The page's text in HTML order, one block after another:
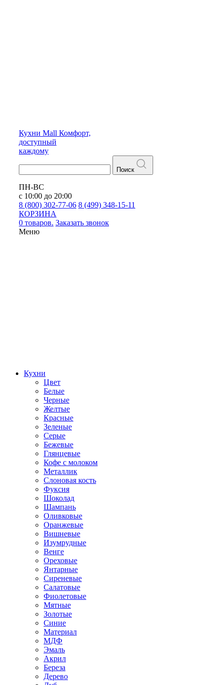
Кухни Mall Комфорт,
доступный
каждому
Поиск
ПН-ВС
с 10:00 до 20:00
8 (800) 302-77-06 8 (499) 348-15-11
КОРЗИНА
0 товаров. Заказать звонок
Меню
Кухни
Цвет
Белые
Черные
Желтые
Красные
Зеленые
Серые
Бежевые
Глянцевые
Кофе с молоком
Металлик
Слоновая кость
Фуксия
Шоколад
Шампань
Оливковые
Оранжевые
Вишневые
Изумрудные
Венге
Ореховые
Янтарные
Сиреневые
Салатовые
Фиолетовые
Мятные
Золотые
Синие
Материал
МДФ
Эмаль
Акрил
Береза
Дерево